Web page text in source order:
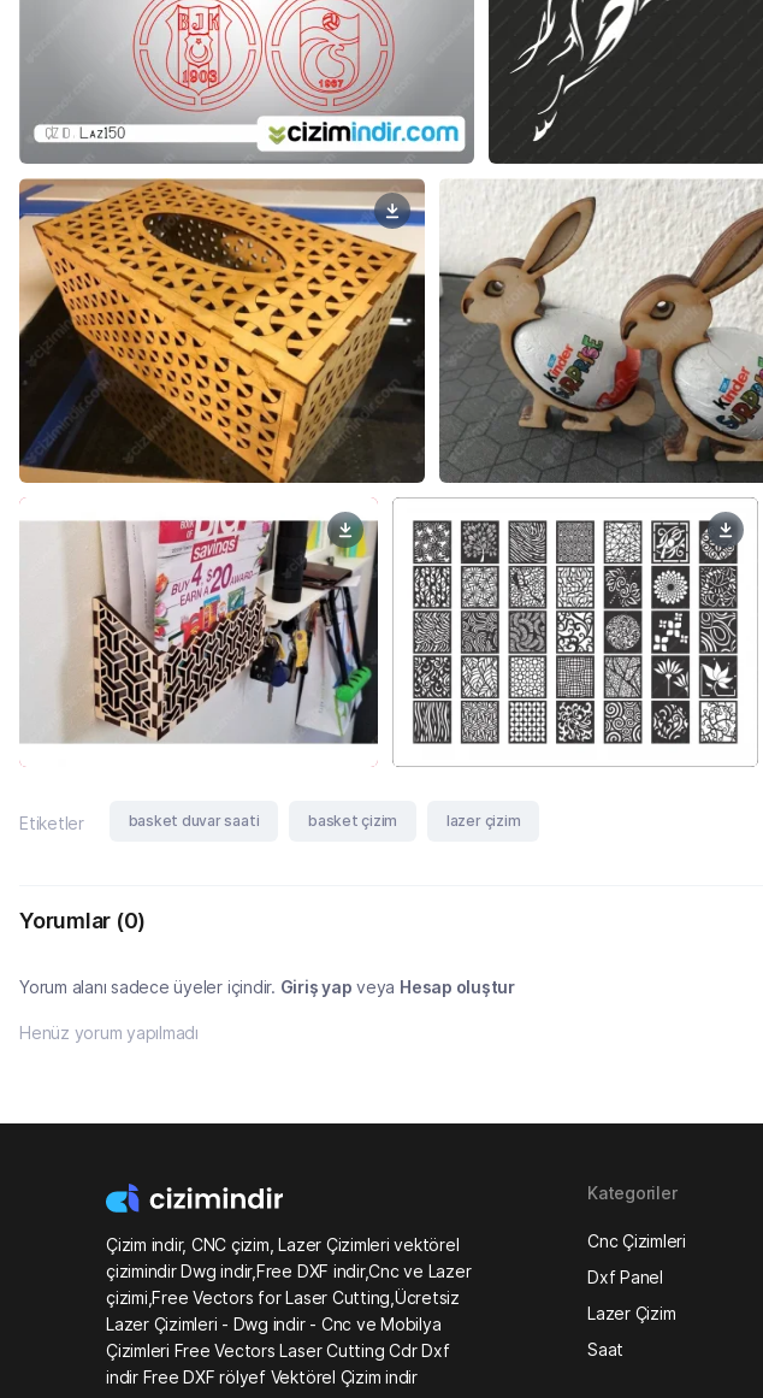
Etiketler basket duvar saati basket çizim lazer çizim
Yorumlar (0)
Yorum alanı sadece üyeler içindir. Giriş yap veya Hesap oluştur
Henüz yorum yapılmadı
Çizim indir, CNC çizim, Lazer Çizimleri vektörel
çizimindir Dwg indir,Free DXF indir,Cnc ve Lazer
çizimi,Free Vectors for Laser Cutting,Ücretsiz
Lazer Çizimleri - Dwg indir - Cnc ve Mobilya
Çizimleri Free Vectors Laser Cutting Cdr Dxf
indir Free DXF rölyef Vektörel Çizim indir
Kategoriler
Cnc Çizimleri
Dxf Panel
Lazer Çizim
Saat